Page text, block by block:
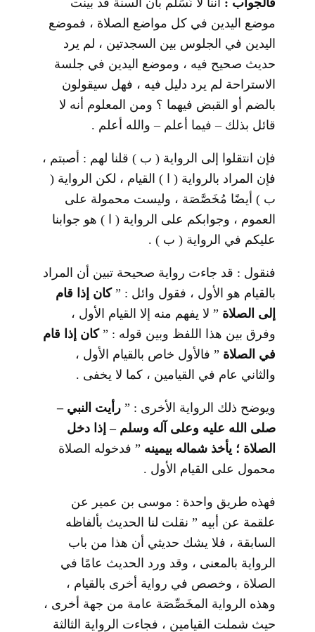
فالجواب : أننا لا نُسَلِّم بأن السنة قد بينت
موضع اليدين في كل مواضع الصلاة ، فموضع
اليدين في الجلوس بين السجدتين ، لم يرد
حديث صحيح فيه ، وموضع اليدين في جلسة
الاستراحة لم يرد دليل فيه ، فهل سيقولون
بالضم أو القبض فيهما ؟ ومن المعلوم أنه لا
قائل بذلك – فيما أعلم – والله أعلم .
فإن انتقلوا إلى الرواية ( ب ) قلنا لهم : أصبتم ،
فإن المراد بالرواية ( ا ) القيام ، لكن الرواية (
ب ) أيضًا مُخَصَّصَة ، وليست محمولة على
العموم ، وجوابكم على الرواية ( ا ) هو جوابنا
عليكم في الرواية ( ب ) .
فنقول : قد جاءت رواية صحيحة تبين أن المراد
بالقيام هو الأول ، فقول وائل : ”كان إذا قام
إلى الصلاة ” لا يفهم منه إلا القيام الأول ،
وفرق بين هذا اللفظ وبين قوله : ”كان إذا قام
في الصلاة ” فالأول خاص بالقيام الأول ،
والثاني عام في القيامين ، كما لا يخفى .
ويوضح ذلك الرواية الأخرى : ”رأيت النبي –
صلى الله عليه وعلى آله وسلم – إذا دخل
الصلاة ؛ يأخذ شماله بيمينه ” فدخوله الصلاة
محمول على القيام الأول .
فهذه طريق واحدة : موسى بن عمير عن
علقمة عن أبيه ” نقلت لنا الحديث بألفاظه
السابقة ، فلا يشك حديثي أن هذا من باب
الرواية بالمعنى ، وقد ورد الحديث عامًا في
الصلاة ، وخصص في رواية أخرى بالقيام ،
وهذه الرواية المخَصِّصَة عامة من جهة أخرى ،
حيث شملت القيامين ، فجاءت الرواية الثالثة